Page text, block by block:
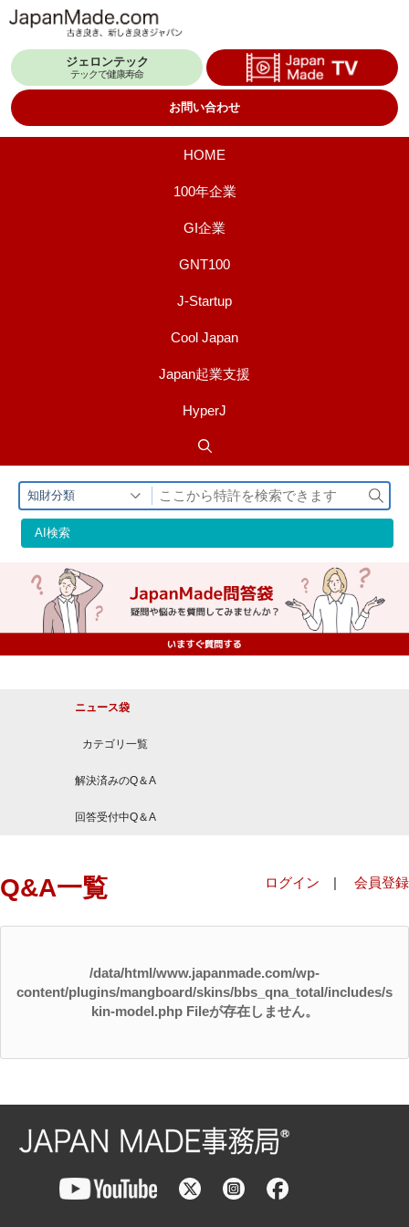
テ
ジェロンテック
テックで健康寿命
お問い合わせ
HOME
100年企業
GI企業
GNT100
J-Startup
Cool Japan
Japan起業支援
HyperJ
知財分類
検
索
AI検索
ニュース袋
カテゴリ一覧
解決済みのQ＆A
回答受付中Q＆A
Q&A一覧 ログイン | 会員登録
/data/html/www.japanmade.com/wp-
content/plugins/mangboard/skins/bbs_qna_total/includes/s
kin-model.php Fileが存在しません。